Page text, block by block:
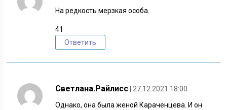
На редкость мерзкая особа.
41
Ответить
Светлана.Райлисс
| 27.12.2021 18:00
Однако, она была женой Караченцева. И он